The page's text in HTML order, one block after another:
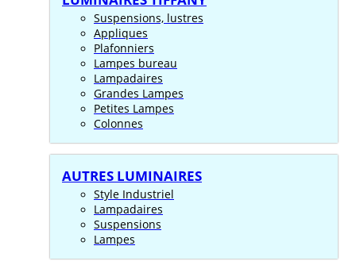
Suspensions, lustres
Appliques
Plafonniers
Lampes bureau
Lampadaires
Grandes Lampes
Petites Lampes
Colonnes
AUTRES LUMINAIRES
Style Industriel
Lampadaires
Suspensions
Lampes